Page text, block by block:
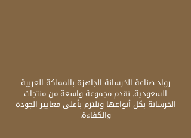
رواد صناعة الخرسانة الجاهزة بالمملكة العربية
السعودية. نقدم مجموعة واسعة من منتجات
الخرسانة بكل أنواعها ونلتزم بأعلى معايير الجودة
والكفاءة.